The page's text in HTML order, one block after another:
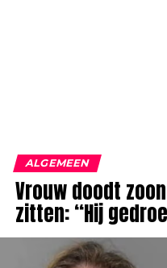
ALGEMEEN
Vrouw doodt
zitten: “Hij